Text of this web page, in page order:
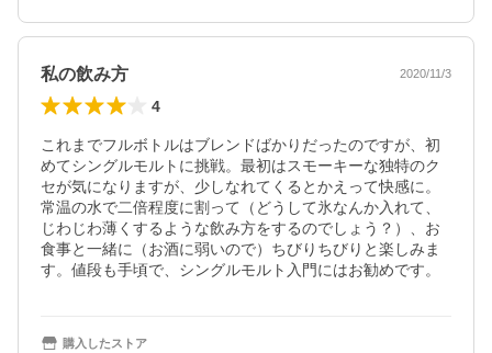
私の飲み方 2020/11/3
4
これまでフルボトルはブレンドばかりだったのですが、初
めてシングルモルトに挑戦。最初はスモーキーな独特のク
セが気になりますが、少しなれてくるとかえって快感に。
常温の水で二倍程度に割って（どうして氷なんか入れて、
じわじわ薄くするような飲み方をするのでしょう？）、お
食事と一緒に（お酒に弱いので）ちびりちびりと楽しみま
す。値段も手頃で、シングルモルト入門にはお勧めです。
購入したストア